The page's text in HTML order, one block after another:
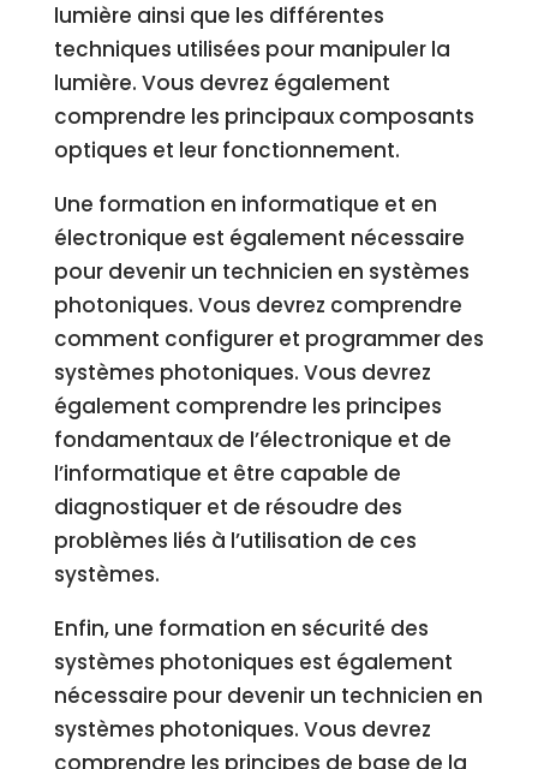
lumière ainsi que les différentes
techniques utilisées pour manipuler la
lumière. Vous devrez également
comprendre les principaux composants
optiques et leur fonctionnement.
Une formation en informatique et en
électronique est également nécessaire
pour devenir un technicien en systèmes
photoniques. Vous devrez comprendre
comment configurer et programmer des
systèmes photoniques. Vous devrez
également comprendre les principes
fondamentaux de l’électronique et de
l’informatique et être capable de
diagnostiquer et de résoudre des
problèmes liés à l’utilisation de ces
systèmes.
Enfin, une formation en sécurité des
systèmes photoniques est également
nécessaire pour devenir un technicien en
systèmes photoniques. Vous devrez
comprendre les principes de base de la